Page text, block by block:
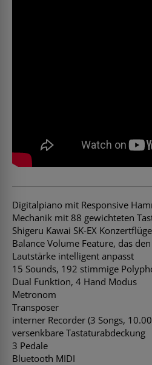
Digitalpiano mit Responsive
Mechanik mit 88 gewichteten
Shigeru Kawai SK-EX
Balance Volume Feature, das
Lautstärke intelligent anpasst
15 Sounds, 192 stimmige
Dual Funktion, 4 Hand Modus
Metronom
Transposer
interner Recorder (3 Songs,
versenkbare Tastaturabdeckung
3 Pedale
Bluetooth MIDI